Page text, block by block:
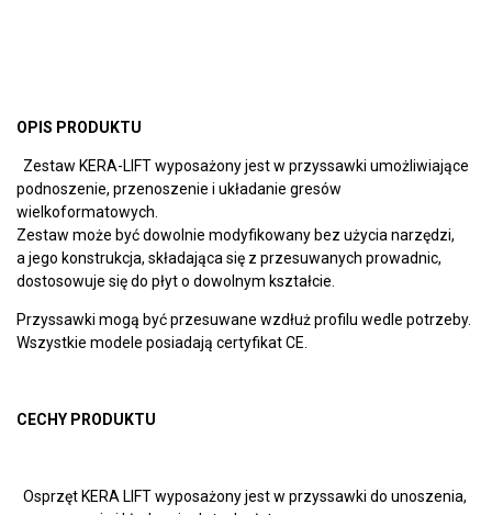
OPIS PRODUKTU
Zestaw KERA-LIFT wyposażony jest w przyssawki umożliwiające
podnoszenie, przenoszenie i układanie gresów
wielkoformatowych.
Zestaw może być dowolnie modyfikowany bez użycia narzędzi,
a jego konstrukcja, składająca się z przesuwanych prowadnic,
dostosowuje się do płyt o dowolnym kształcie.
Przyssawki mogą być przesuwane wzdłuż profilu wedle potrzeby.
Wszystkie modele posiadają certyfikat CE.
CECHY PRODUKTU
Osprzęt KERA LIFT wyposażony jest w przyssawki do unoszenia,